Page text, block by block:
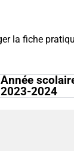
la fiche
Année
2023-2024